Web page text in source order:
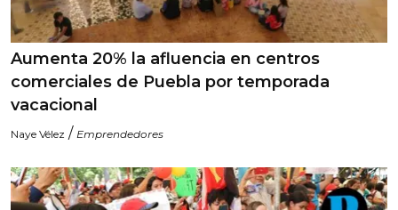
Aumenta 20% la afluencia en centros
comerciales de Puebla por temporada
vacacional
Naye Vélez / Emprendedores